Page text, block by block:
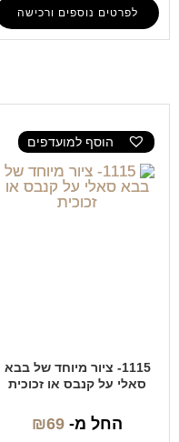
לפרטים נוספים ורכישה
הוסף למועדפים
1115- ציור מיוחד של בבא
סאלי על קנבס או זכוכית
החל מ- ₪69